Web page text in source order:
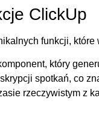
ClickUp
funkcji,
który
spotkań, co
rzeczywistym z